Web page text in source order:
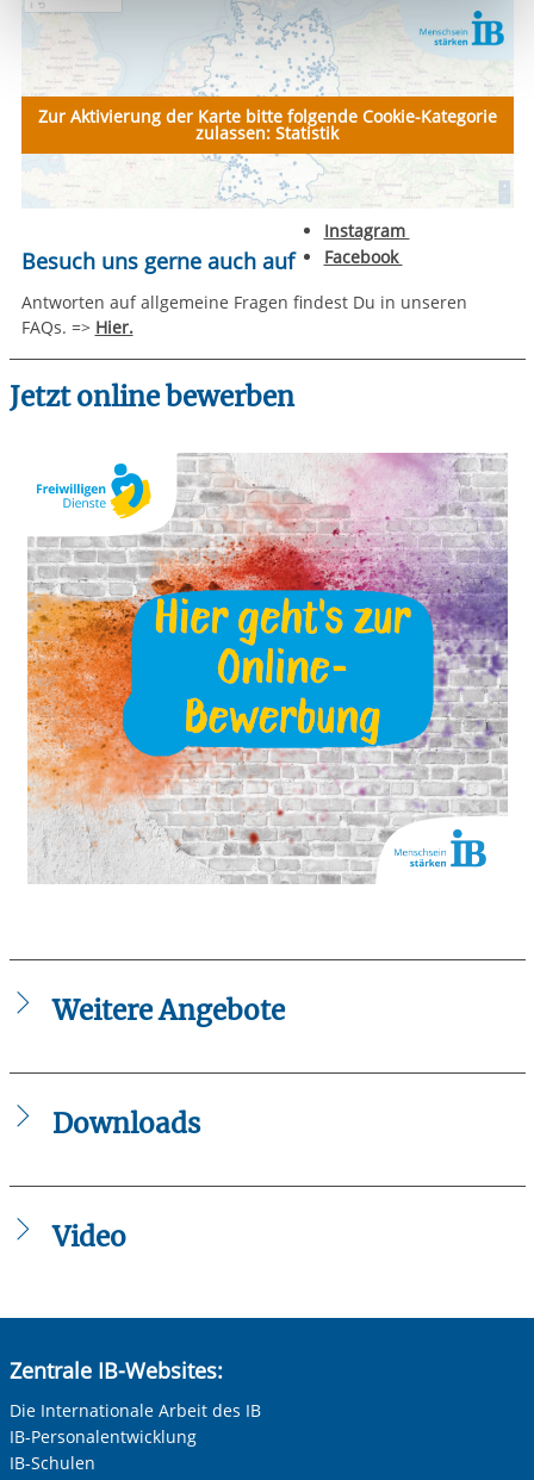
Funktionen sind. Diese Cookies setzen wir aufgrund
berechtigter Interessen und daher unabhängig von einer
Einwilligung.
Zur Aktivierung der Karte bitte folgende Cookie-Kategorie
zulassen: Statistik
Besuch uns gerne auch auf
Instagram
Facebook
Antworten auf allgemeine Fragen findest Du in unseren
FAQs. => Hier.
Jetzt online bewerben
Weitere Angebote
Downloads
Video
Link unten klicken. Im anschließend geöffneten Fenster
Tools setzen YouTube und Google bei jeder Wiedergabe
Daher können wir erst mit Ihrer Einwilligung dazu die
Videos abspielen. Bei der Wiedergabe erhalten YouTube
und Google Daten (z.B. Ihre IP-Adresse) und verarbeiten
Zentrale IB-Websites:
Die Internationale Arbeit des IB
IB-Personalentwicklung
IB-Schulen